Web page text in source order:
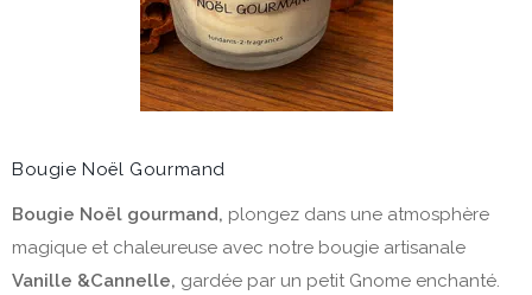
Bougie Noël Gourmand
Bougie Noël gourmand, plongez dans une atmosphère
magique et chaleureuse avec notre bougie artisanale
Vanille &Cannelle, gardée par un petit Gnome enchanté.